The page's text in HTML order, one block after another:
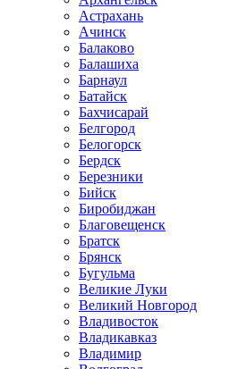
Астрахань
Ачинск
Балаково
Балашиха
Барнаул
Батайск
Бахчисарай
Белгород
Белогорск
Бердск
Березники
Бийск
Биробиджан
Благовещенск
Братск
Брянск
Бугульма
Великие Луки
Великий Новгород
Владивосток
Владикавказ
Владимир